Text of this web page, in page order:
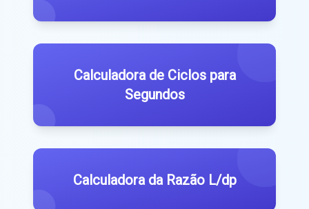
Calculadora de Ciclos para
Segundos
Calculadora da Razão L/dp